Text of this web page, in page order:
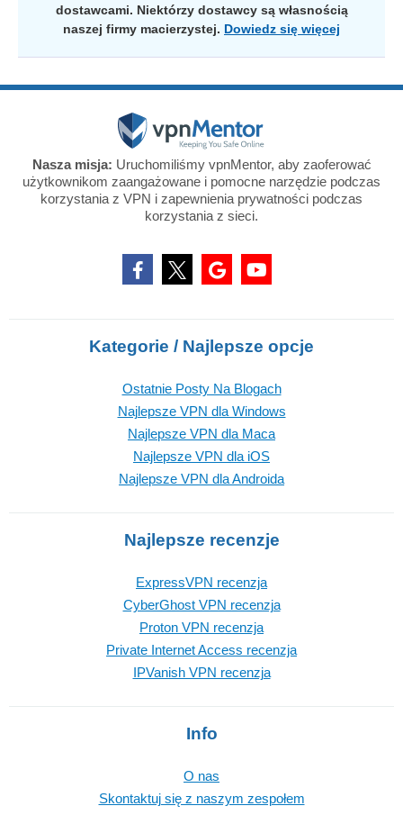
dostawcami. Niektórzy dostawcy są własnością
naszej firmy macierzystej. Dowiedz się więcej
Nasza misja: Uruchomiliśmy vpnMentor, aby zaoferować
użytkownikom zaangażowane i pomocne narzędzie podczas
korzystania z VPN i zapewnienia prywatności podczas
korzystania z sieci.
Kategorie / Najlepsze opcje
Ostatnie Posty Na Blogach
Najlepsze VPN dla Windows
Najlepsze VPN dla Maca
Najlepsze VPN dla iOS
Najlepsze VPN dla Androida
Najlepsze recenzje
ExpressVPN recenzja
CyberGhost VPN recenzja
Proton VPN recenzja
Private Internet Access recenzja
IPVanish VPN recenzja
Info
O nas
Skontaktuj się z naszym zespołem